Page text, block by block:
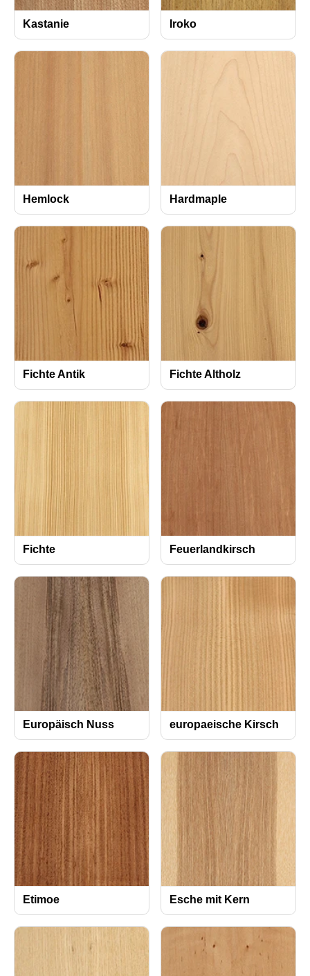
Kastanie Iroko
Hemlock Hardmaple
Fichte Antik Fichte Altholz
Fichte Feuerlandkirsch
Europäisch Nuss europaeische Kirsch
Etimoe Esche mit Kern